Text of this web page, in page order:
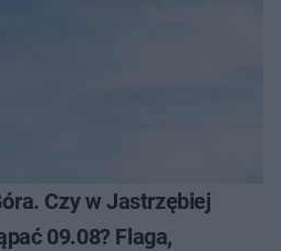
Czy w Jastrzębiej
09.08? Flaga,